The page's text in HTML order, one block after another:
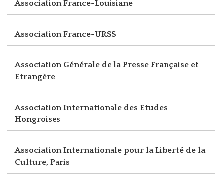
Association France-Louisiane
Association France-URSS
Association Générale de la Presse Française et
Etrangère
Association Internationale des Etudes
Hongroises
Association Internationale pour la Liberté de la
Culture, Paris